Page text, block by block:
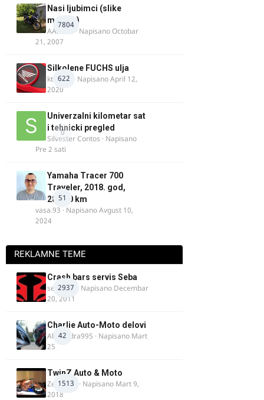
7804
Nasi ljubimci (slike
motora)
AArnold · NapisanoOctobar
21, 2007
622
Silkolene FUCHS ulja
ktm600 · NapisanoApril 12,
2020
0
Univerzalni kilometar sat
i tehnicki pregled
Silvester Contos · Napisano
Pre 2 sati
51
Yamaha Tracer 700
Traveler, 2018. god,
28.100 km
vasa.93 · NapisanoAvgust 10,
2024
REKLAMNE TEME
2937
Crash bars servis Seba
seba011 · Napisano Decembar
20, 2011
42
Charlie Auto-Moto delovi
Alexandra995 · Napisano Mart
25
1513
TwinZ Auto & Moto
Zeljkamp · Napisano Mart 9,
2018